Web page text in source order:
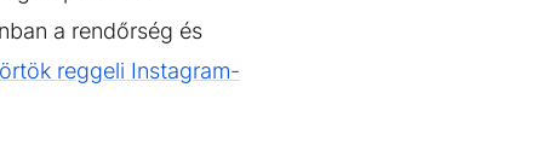
a rendőrség és
reggeli Instagram-